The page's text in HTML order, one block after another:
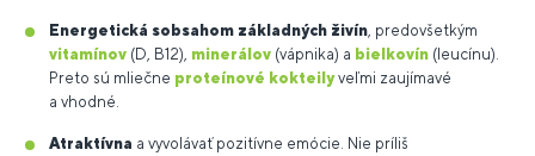
Energetická sobsahom základných živín , predovšetkým
vitamínov (D, B12), minerálov (vápnika) a bielkovín (leucínu).
Preto sú mliečne proteínové kokteilyveľmi zaujímavé
a vhodné.
Atraktívna a vyvolávať pozitívne emócie. Nie príliš